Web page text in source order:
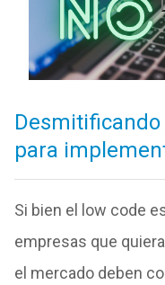
para
Si bien el low code
empresas que
el mercado deben